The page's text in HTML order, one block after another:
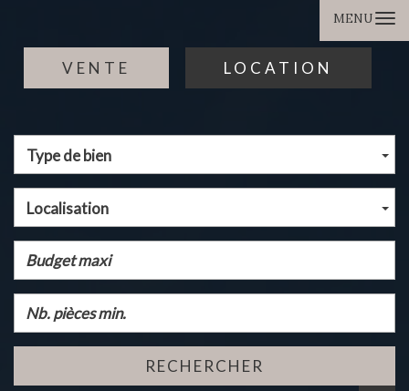
MENU
VENTE LOCATION
Type de bien
Localisation
RECHERCHER